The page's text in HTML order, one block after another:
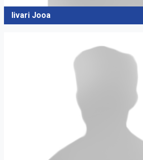
Iivari Jooa